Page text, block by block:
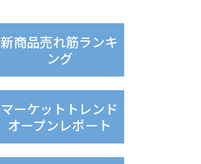
新商品売れ筋ランキ
ング
マーケットトレンド
オープンレポート